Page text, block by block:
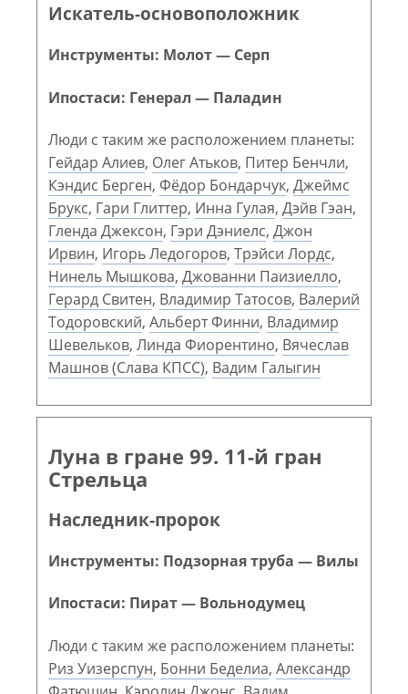
Искатель-основоположник
Инструменты: Молот — Серп
Ипостаси: Генерал — Паладин
Люди с таким же расположением планеты:
Гейдар Алиев, Олег Атьков, Питер Бенчли,
Кэндис Берген, Фёдор Бондарчук, Джеймс
Брукс, Гари Глиттер, Инна Гулая, Дэйв Гэан,
Гленда Джексон, Гэри Дэниелс, Джон
Ирвин, Игорь Ледогоров, Трэйси Лордс,
Нинель Мышкова, Джованни Паизиелло,
Герард Свитен, Владимир Татосов, Валерий
Тодоровский, Альберт Финни, Владимир
Шевельков, Линда Фиорентино, Вячеслав
Машнов (Слава КПСС), Вадим Галыгин
Луна в гране 99. 11-й гран
Стрельца
Наследник-пророк
Инструменты: Подзорная труба — Вилы
Ипостаси: Пират — Вольнодумец
Люди с таким же расположением планеты:
Риз Уизерспун, Бонни Беделиа, Александр